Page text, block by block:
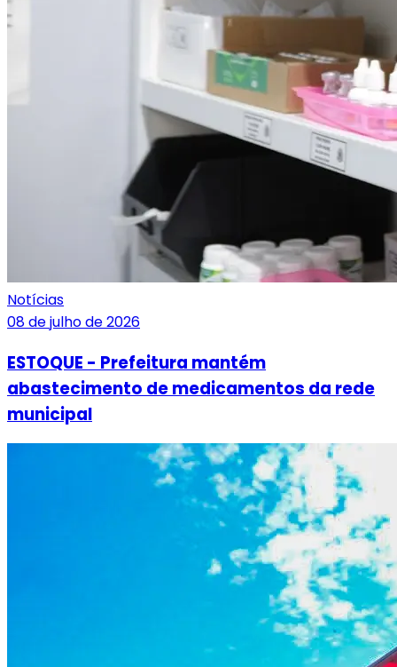
Notícias
08 de julho de 2026
ESTOQUE - Prefeitura mantém
abastecimento de medicamentos da rede
municipal